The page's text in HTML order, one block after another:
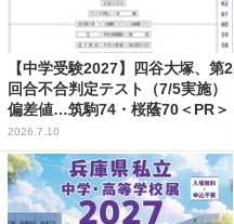
【中学受験2027】四谷大塚、第2
回合不合判定テスト（7/5実施）
偏差値…筑駒74・桜蔭70＜PR＞
2026.7.10